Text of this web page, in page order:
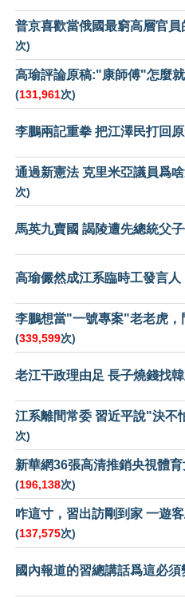
普京喜歡當俄國最窮高層官員
次)
高瑜評論原稿:"康師傅"怎麼
(131,961次)
李鵬兩記重拳 把江澤民打回
通過新憲法 克里米亞議員爲
次)
馬英九賣國 謁陵遭先總統父
高瑜儼然成江系臨時工發言人
李鵬想當"一號專案"老老虎，
(339,599次)
老江干政理由足 長子燒錢找
江系離間常委 習近平說"決不
次)
新華網36張高清推銷央視體
(196,138次)
咋這寸，習出訪剛到家 一遊
(137,575次)
國內報道的習總講話爲這必須